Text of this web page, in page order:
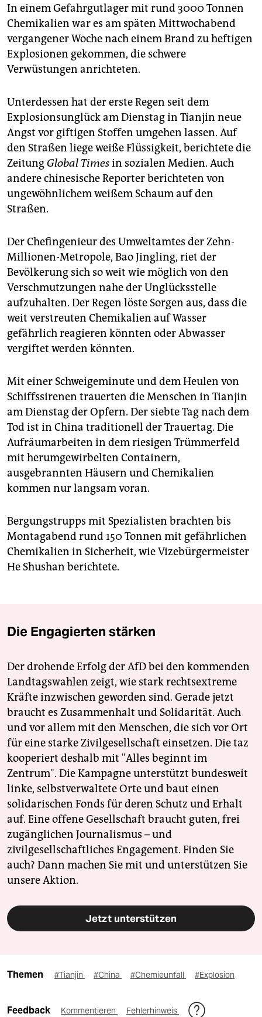
In einem Gefahrgutlager mit rund 3000 Tonnen
Chemikalien war es am späten Mittwochabend
vergangener Woche nach einem Brand zu heftigen
Explosionen gekommen, die schwere
Verwüstungen anrichteten.
Unterdessen hat der erste Regen seit dem
Explosionsunglück am Dienstag in Tianjin neue
Angst vor giftigen Stoffen umgehen lassen. Auf
den Straßen liege weiße Flüssigkeit, berichtete die
ZeitungGlobal Timesin sozialen Medien. Auch
andere chinesische Reporter berichteten von
ungewöhnlichem weißem Schaum auf den
Straßen.
Der Chefingenieur des Umweltamtes der Zehn-
Millionen-Metropole, Bao Jingling, riet der
Bevölkerung sich so weit wie möglich von den
Verschmutzungen nahe der Unglücksstelle
aufzuhalten. Der Regen löste Sorgen aus, dass die
weit verstreuten Chemikalien auf Wasser
gefährlich reagieren könnten oder Abwasser
vergiftet werden könnten.
Mit einer Schweigeminute und dem Heulen von
Schiffssirenen trauerten die Menschen in Tianjin
am Dienstag der Opfern. Der siebte Tag nach dem
Tod ist in China traditionell der Trauertag. Die
Aufräumarbeiten in dem riesigen Trümmerfeld
mit herumgewirbelten Containern,
ausgebrannten Häusern und Chemikalien
kommen nur langsam voran.
Bergungstrupps mit Spezialisten brachten bis
Montagabend rund 150 Tonnen mit gefährlichen
Chemikalien in Sicherheit, wie Vizebürgermeister
He Shushan berichtete.
Die Engagierten stärken
Der drohende Erfolg der AfD bei den kommenden
Landtagswahlen zeigt, wie stark rechtsextreme
Kräfte inzwischen geworden sind. Gerade jetzt
braucht es Zusammenhalt und Solidarität. Auch
und vor allem mit den Menschen, die sich vor Ort
für eine starke Zivilgesellschaft einsetzen. Die taz
kooperiert deshalb mit "Alles beginnt im
Zentrum". Die Kampagne unterstützt bundesweit
linke, selbstverwaltete Orte und baut einen
solidarischen Fonds für deren Schutz und Erhalt
auf. Eine offene Gesellschaft braucht guten, frei
zugänglichen Journalismus – und
zivilgesellschaftliches Engagement. Finden Sie
auch? Dann machen Sie mit und unterstützen Sie
unsere Aktion.
Jetzt unterstützen
Themen #Tianjin #China #Chemieunfall #Explosion
Feedback Kommentieren Fehlerhinweis